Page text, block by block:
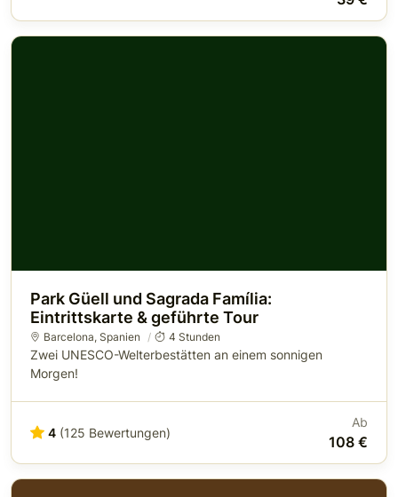
Park Güell und Sagrada Família:
Eintrittskarte & geführte Tour
Barcelona, Spanien 4 Stunden
Zwei UNESCO-Welterbestätten an einem sonnigen
Morgen!
4 (125 Bewertungen)
Ab
108 €